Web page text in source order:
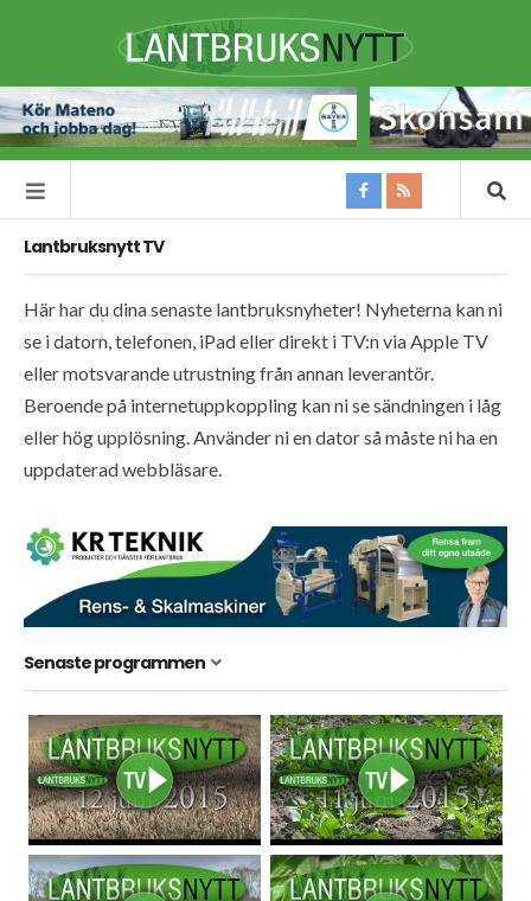
Lantbruksnytt TV
Här har du dina senaste lantbruksnyheter! Nyheterna kan ni
se i datorn, telefonen, iPad eller direkt i TV:n via Apple TV
eller motsvarande utrustning från annan leverantör.
Beroende på internetuppkoppling kan ni se sändningen i låg
eller hög upplösning. Använder ni en dator så måste ni ha en
uppdaterad webbläsare.
Senaste programmen